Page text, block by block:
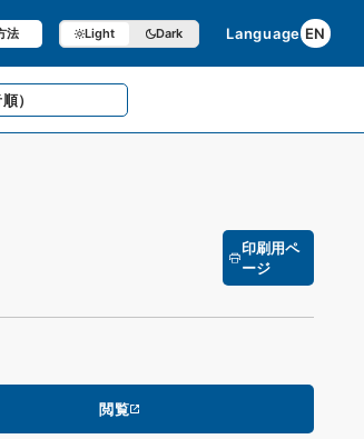
法 Light Dark Language EN
）
印刷用ペ
ージ
閲覧